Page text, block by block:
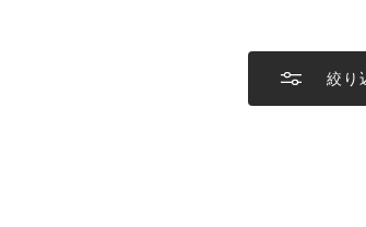
絞り